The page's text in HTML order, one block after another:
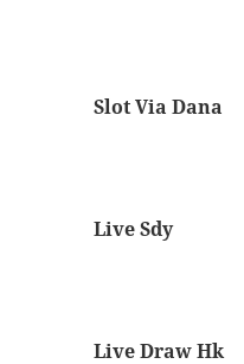
Slot Via Dana
Live Sdy
Live Draw Hk